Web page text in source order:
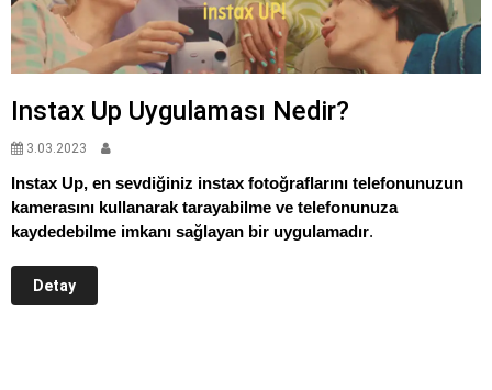
Instax Up Uygulaması Nedir?
3.03.2023
Instax Up, en sevdiğiniz instax fotoğraflarını telefonunuzun
kamerasını kullanarak tarayabilme ve telefonunuza
kaydedebilme imkanı sağlayan bir uygulamadır.​
Detay